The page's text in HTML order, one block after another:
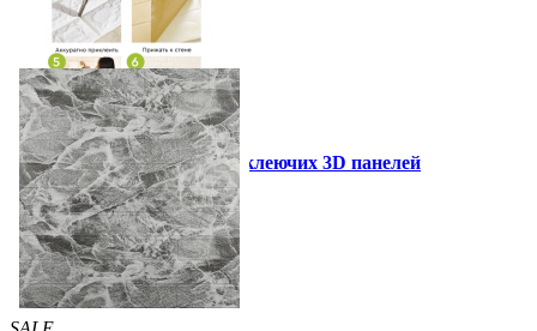
Інструкція установки самоклеючих 3D панелей
Інші також купили